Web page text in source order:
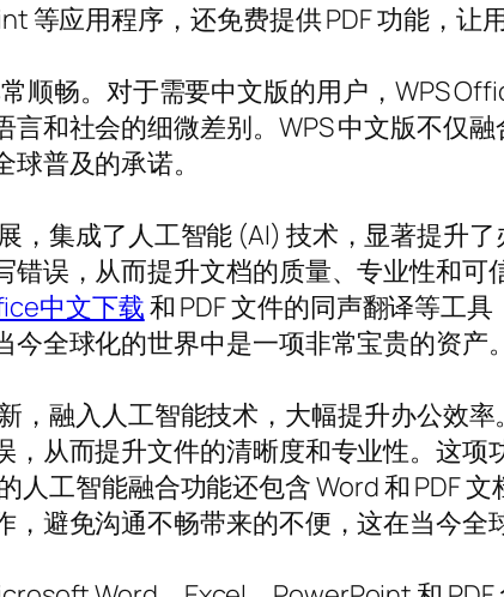
等应用程序，还免费提供 PDF 功能，让
顺畅。对于需要中文版的用户，WPS
言和社会的细微差别。WPS 中文版不仅
普及的承诺。
，集成了人工智能 (AI) 技术，显著提升
错误，从而提升文档的质量、专业性和
中文下载和 PDF 文件的同声翻译等工
全球化的世界中是一项非常宝贵的资产。
，融入人工智能技术，大幅提升办公效
，从而提升文件的清晰度和专业性。这
人工智能融合功能还包含 Word 和 PDF
避免沟通不畅带来的不便，这在当今全